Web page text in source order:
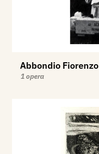
Abbondio Fiorenzo
1 opera